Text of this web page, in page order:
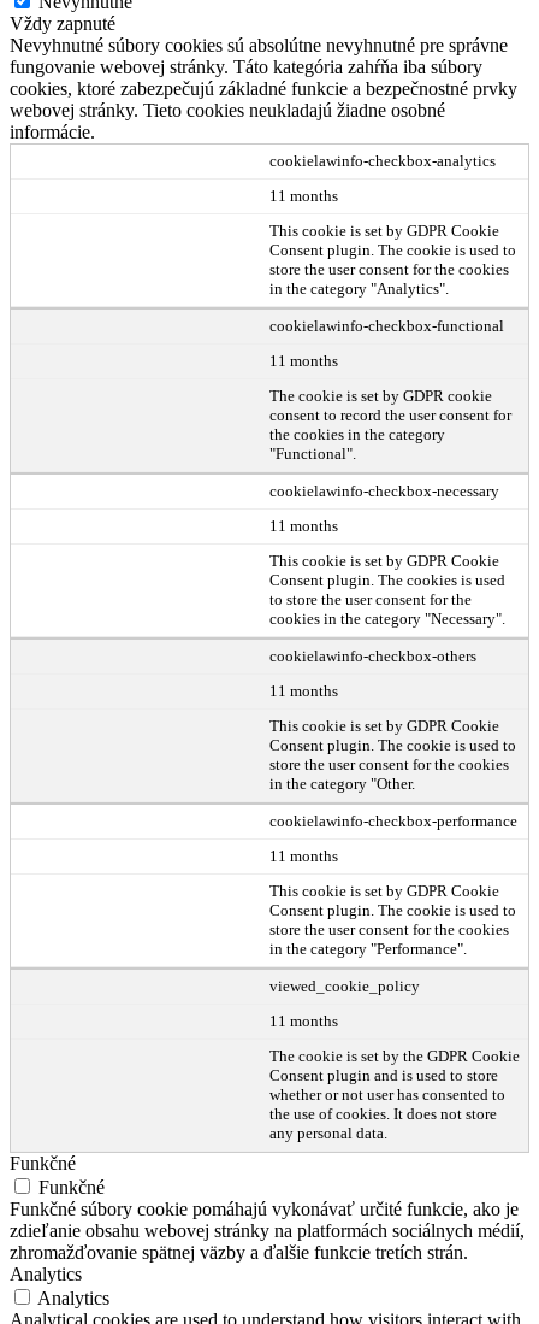
Vždy zapnuté
Nevyhnutné súbory cookies sú absolútne nevyhnutné pre správne
fungovanie webovej stránky. Táto kategória zahŕňa iba súbory
cookies, ktoré zabezpečujú základné funkcie a bezpečnostné prvky
webovej stránky. Tieto cookies neukladajú žiadne osobné
informácie.
cookielawinfo-checkbox-analytics
11 months
This cookie is set by GDPR Cookie
Consent plugin. The cookie is used to
store the user consent for the cookies
in the category "Analytics".
cookielawinfo-checkbox-functional
11 months
The cookie is set by GDPR cookie
consent to record the user consent for
the cookies in the category
"Functional".
cookielawinfo-checkbox-necessary
11 months
This cookie is set by GDPR Cookie
Consent plugin. The cookies is used
to store the user consent for the
cookies in the category "Necessary".
cookielawinfo-checkbox-others
11 months
This cookie is set by GDPR Cookie
Consent plugin. The cookie is used to
store the user consent for the cookies
in the category "Other.
cookielawinfo-checkbox-performance
11 months
This cookie is set by GDPR Cookie
Consent plugin. The cookie is used to
store the user consent for the cookies
in the category "Performance".
viewed_cookie_policy
11 months
The cookie is set by the GDPR Cookie
Consent plugin and is used to store
whether or not user has consented to
the use of cookies. It does not store
any personal data.
Funkčné
Funkčné
Funkčné súbory cookie pomáhajú vykonávať určité funkcie, ako je
zdieľanie obsahu webovej stránky na platformách sociálnych médií,
zhromažďovanie spätnej väzby a ďalšie funkcie tretích strán.
Analytics
Analytics